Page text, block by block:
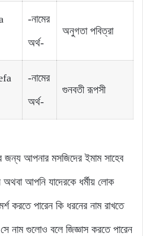
-নামের
অর্থ-
অনুগতা পবিত্রা
-নামের
অর্থ-
গুনবতী রূপসী
জন্য আপনার মসজিদের ইমাম সাহেব
অথবা আপনি যাদেরকে ধর্মীয় লোক
করতে পারেন কি ধরনের নাম রাখতে
নাম গুলোও বলে জিজ্ঞাস করতে পারেন